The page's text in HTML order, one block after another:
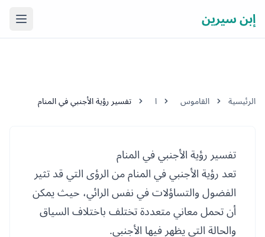
إبن سيرين فتح
الرئيسية القاموس ا تفسير رؤية الأجنبي في المنام
تفسير رؤية الأجنبي في المنام
تعد رؤية الأجنبي في المنام من الرؤى التي قد تثير
الفضول والتساؤلات في نفس الرائي، حيث يمكن
أن تحمل معاني متعددة تختلف باختلاف السياق
والحالة التي يظهر فيها الأجنبي.